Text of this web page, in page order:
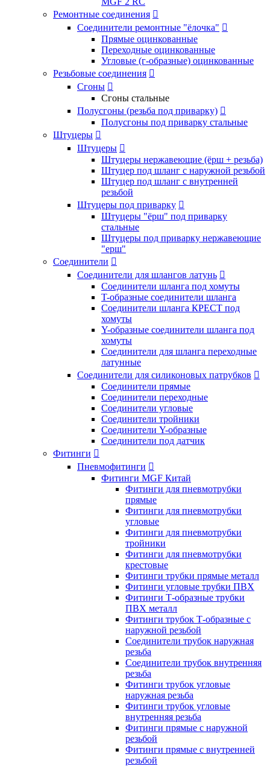
Ремонтные соединения 
Соединители ремонтные "ёлочка" 
Прямые оцинкованные
Переходные оцинкованные
Угловые (г-образные) оцинкованные
Резьбовые соединения 
Сгоны 
Сгоны стальные
Полусгоны (резьба под приварку) 
Полусгоны под приварку стальные
Штуцеры 
Штуцеры 
Штуцеры нержавеющие (ёрш + резьба)
Штуцер под шланг с наружной резьбой
Штуцер под шланг с внутренней
резьбой
Штуцеры под приварку 
Штуцеры "ёрш" под приварку
стальные
Штуцеры под приварку нержавеющие
"ерш"
Соединители 
Соединители для шлангов латунь 
Соединители шланга под хомуты
T-образные соединители шланга
Соединители шланга КРЕСТ под
хомуты
Y-образные соединители шланга под
хомуты
Соединители для шланга переходные
латунные
Соединители для силиконовых патрубков 
Соединители прямые
Соединители переходные
Соединители угловые
Соединители тройники
Соединители Y-образные
Соединители под датчик
Фитинги 
Пневмофитинги 
Фитинги MGF Китай
Фитинги для пневмотрубки
прямые
Фитинги для пневмотрубки
угловые
Фитинги для пневмотрубки
тройники
Фитинги для пневмотрубки
крестовые
Фитинги трубки прямые металл
Фитинги угловые трубки ПВХ
Фитинги Т-образные трубки
ПВХ металл
Фитинги трубок Т-образные с
наружной резьбой
Соединители трубок наружная
резьба
Соединители трубок внутренняя
резьба
Фитинги трубок угловые
наружная резьба
Фитинги трубок угловые
внутренняя резьба
Фитинги прямые с наружной
резьбой
Фитинги прямые с внутренней
резьбой